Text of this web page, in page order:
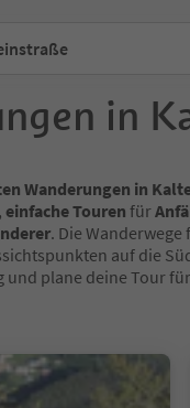
in
Wanderungen in
, einfache Touren für
. Die
auf die
und plane deine Tour